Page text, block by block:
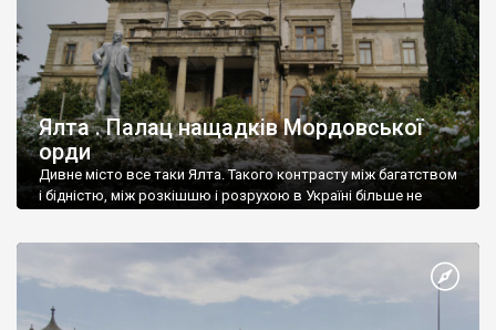
Ялта . Палац нащадків Мордовської
орди
Дивне місто все таки Ялта. Такого контрасту між багатством
і бідністю, між розкішшю і розрухою в Україні більше не